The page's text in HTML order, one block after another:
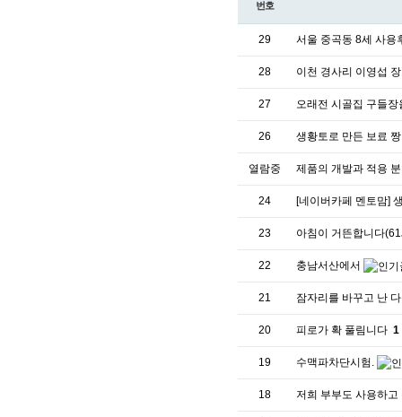
번호
29 서울 중곡동 8세 사용
28 이천 경사리 이영섭
27 오래전 시골집 구들
26 생황토로 만든 보료
열람중 제품의 개발과 적용
24 [네이버카페 멘토맘]
23 아침이 거뜬합니다
22 충남서산에서
21 잠자리를 바꾸고 난
20 피로가 확 풀림니다 1
19 수맥파차단시험.
18 저희 부부도 사용하